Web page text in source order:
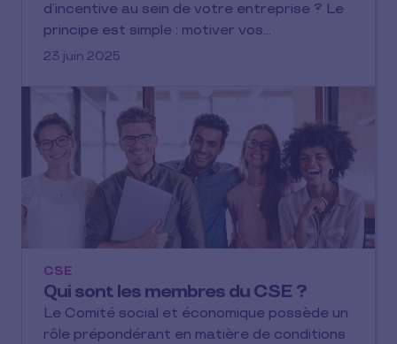
d’incentive au sein de votre entreprise ? Le
principe est simple : motiver vos…
23 juin 2025
Qui sont les membres du CSE ?
CSE
Le Comité social et économique possède un
rôle prépondérant en matière de conditions